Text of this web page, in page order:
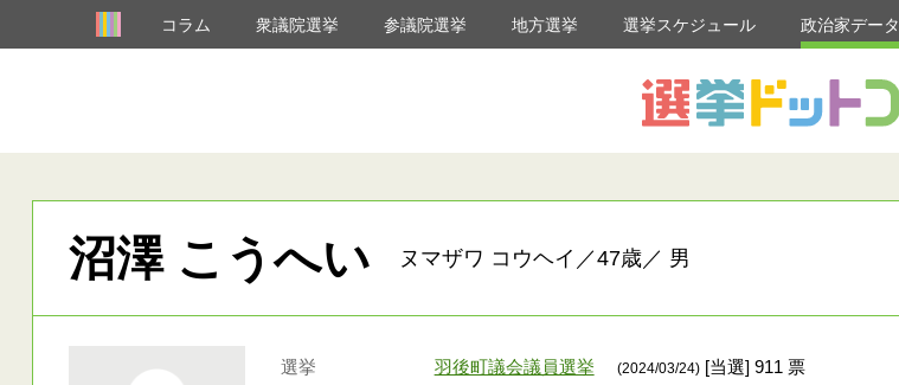
コラム 衆議院選挙 参議院選挙 地方選挙 選挙スケジュール 政治家データ
沼澤 こうへい ヌマザワ コウヘイ／47歳／ 男
選挙 羽後町議会議員選挙 (2024/03/24)[当選] 911 票